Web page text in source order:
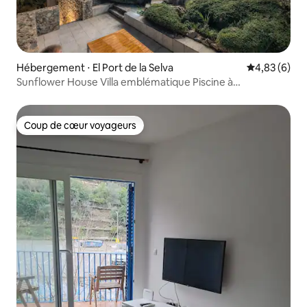
Hébergement ⋅ El Port de la Selva Évaluation
4,83 (6)
Sunflower House Villa emblématique Piscine à
Coup de cœur voyageurs
Coup de cœur voyageurs